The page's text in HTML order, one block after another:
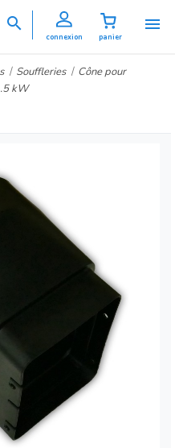

panier
connexion

Souffleries
Cône pour
kW